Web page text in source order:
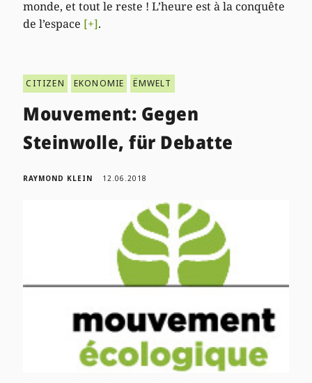
monde, et tout le reste ! L’heure est à la conquête
de l’espace [+].
CITIZEN EKONOMIE ËMWELT
Mouvement: Gegen
Steinwolle, für Debatte
RAYMOND KLEIN 12.06.2018